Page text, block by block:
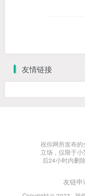
友情链接
祝你网所发布
立场，仅限于
后24小时内删
友链申